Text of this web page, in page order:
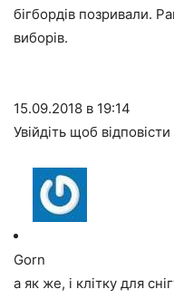
бігбордів позривали.
виборів.
15.09.2018 в 19:14
Увійдіть щоб відповісти
Gorn
а як же, і клітку для